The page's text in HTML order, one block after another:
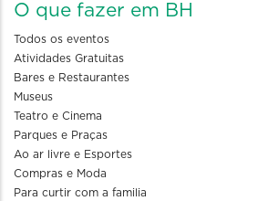
O que fazer em BH
Todos os eventos
Atividades Gratuitas
Bares e Restaurantes
Museus
Teatro e Cinema
Parques e Praças
Ao ar livre e Esportes
Compras e Moda
Para curtir com a familia